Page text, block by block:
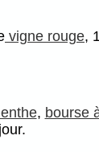
vigne rouge,
, bourse